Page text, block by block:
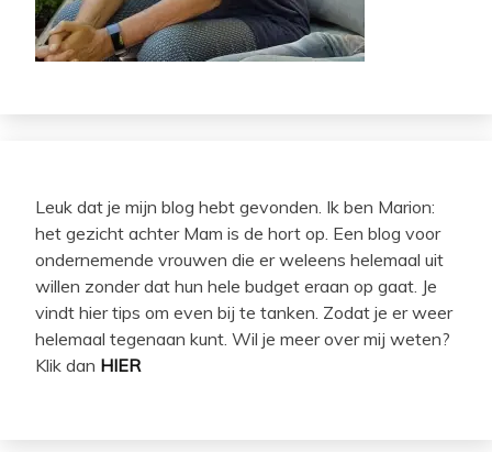
Leuk dat je mijn blog hebt gevonden. Ik ben Marion:
het gezicht achter Mam is de hort op. Een blog voor
ondernemende vrouwen die er weleens helemaal uit
willen zonder dat hun hele budget eraan op gaat. Je
vindt hier tips om even bij te tanken. Zodat je er weer
helemaal tegenaan kunt. Wil je meer over mij weten?
Klik dan HIER